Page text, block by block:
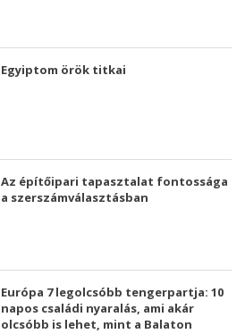
Egyiptom örök titkai
Az építőipari tapasztalat fontossága
a szerszámválasztásban
Európa 7 legolcsóbb tengerpartja: 10
napos családi nyaralás, ami akár
olcsóbb is lehet, mint a Balaton